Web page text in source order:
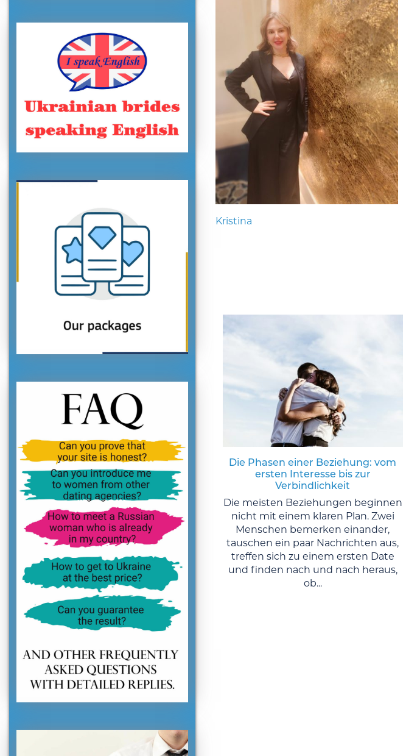
Kristina
Die Phasen einer Beziehung: vom
ersten Interesse bis zur
Verbindlichkeit
Die meisten Beziehungen beginnen
nicht mit einem klaren Plan. Zwei
Menschen bemerken einander,
tauschen ein paar Nachrichten aus,
treffen sich zu einem ersten Date
und finden nach und nach heraus,
ob...